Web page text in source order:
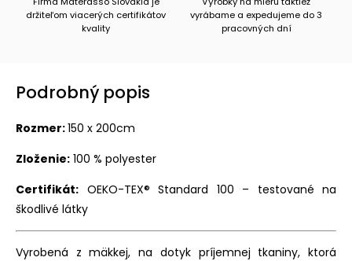
držiteľom viacerých certifikátov
kvality
vyrábame a expedujeme do 3
pracovných dní
Podrobný popis
Rozmer:150 x 200cm
Zloženie: 100 % polyester
Certifikát: OEKO-TEX® Standard 100 – testované na
škodlivé látky
Vyrobená z mäkkej, na dotyk príjemnej tkaniny, ktorá